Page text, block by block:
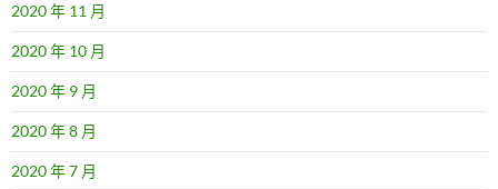
2020 年 11 月
2020 年 10 月
2020 年 9 月
2020 年 8 月
2020 年 7 月